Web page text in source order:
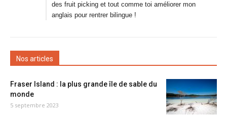
des fruit picking et tout comme toi améliorer mon
anglais pour rentrer bilingue !
Nos articles
Fraser Island : la plus grande île de sable du
monde
5 septembre 2023